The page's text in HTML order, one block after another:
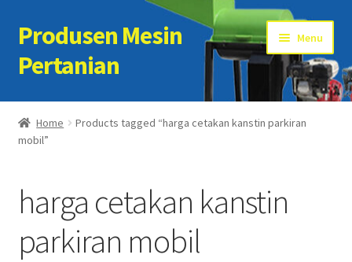
Skip
to
navigation
Skip
to
content
Produsen Mesin
Pertanian
Menu
Home
Artikel
Checkout
Home
Products tagged “harga cetakan kanstin parkiran
mobil”
harga cetakan kanstin
parkiran mobil